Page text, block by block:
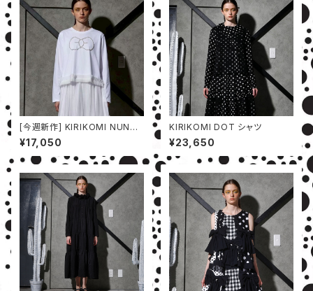
[今週新作] KIRIKOMI NUNO
カットソー
¥17,050
KIRIKOMI DOT シャツ
¥23,650